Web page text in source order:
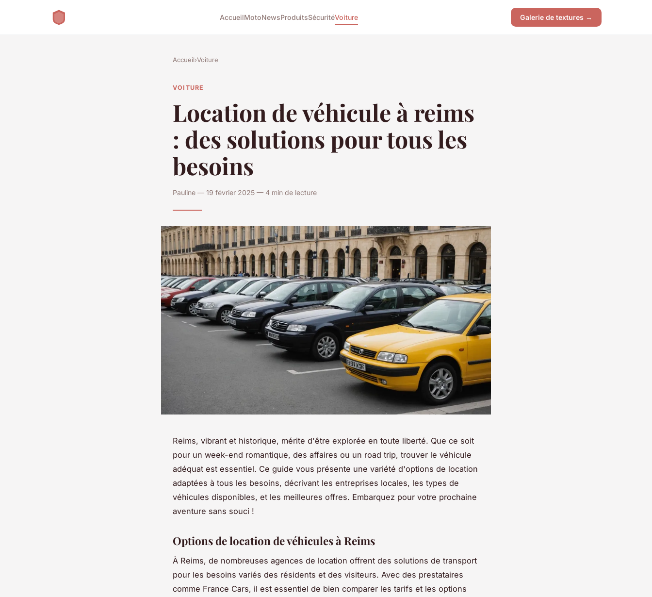
AccueilMotoNewsProduitsSécuritéVoiture Galerie de textures →
Accueil›Voiture
VOITURE
Location de véhicule à reims
: des solutions pour tous les
besoins
Pauline — 19 février 2025 — 4 min de lecture
Reims, vibrant et historique, mérite d'être explorée en toute liberté. Que ce soit
pour un week-end romantique, des affaires ou un road trip, trouver le véhicule
adéquat est essentiel. Ce guide vous présente une variété d'options de location
adaptées à tous les besoins, décrivant les entreprises locales, les types de
véhicules disponibles, et les meilleures offres. Embarquez pour votre prochaine
aventure sans souci !
Options de location de véhicules à Reims
À Reims, de nombreuses agences de location offrent des solutions de transport
pour les besoins variés des résidents et des visiteurs. Avec des prestataires
comme France Cars, il est essentiel de bien comparer les tarifs et les options